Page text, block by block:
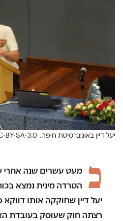
יעל דיין באוניברסיטת חיפה. CC-BY-SA-3.0
כ מעט עשרים שנה אחרי
הטרדה מינית נמצא
יעל דיין שחוקקה אותו
רצתה חוק שעוסק בעובדת